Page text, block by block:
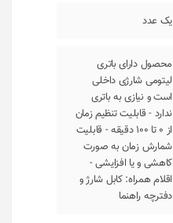
یک عدد
محصول دارای باتری
لیتومی شارژی داخلی
است و نیازی به باتری
ندارد - قابلیت تنظیم زمان
از 0 تا 100 دقیقه - قابلیت
شمارش زمان به صورت
کاهشی و یا افزایشی -
اقلام همراه: کابل شارژ و
دفترچه راهنما